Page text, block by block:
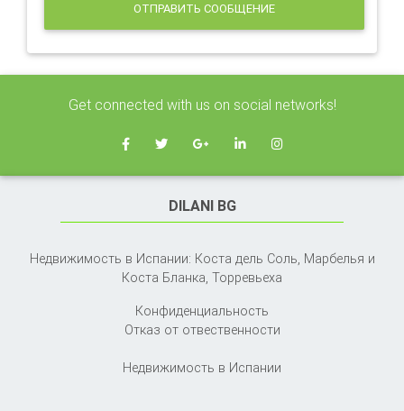
ОТПРАВИТЬ СООБЩЕНИЕ
Get connected with us on social networks!
DILANI BG
Недвижимость в Испании: Коста дель Соль, Марбелья и
Коста Бланка, Торревьеха
Конфиденциальность
Отказ от отвественности
Недвижимость в Испании